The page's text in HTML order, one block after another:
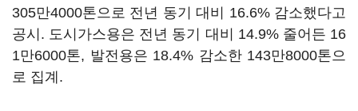
305만4000톤으로 전년 동기 대비 16.6% 감소했다고
공시. 도시가스용은 전년 동기 대비 14.9% 줄어든 16
1만6000톤, 발전용은 18.4% 감소한 143만8000톤으
로 집계.